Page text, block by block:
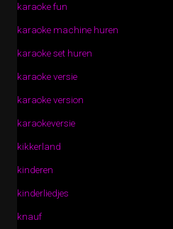
karaoke fun
karaoke machine huren
karaoke set huren
karaoke versie
karaoke version
karaokeversie
kikkerland
kinderen
kinderliedjes
knauf